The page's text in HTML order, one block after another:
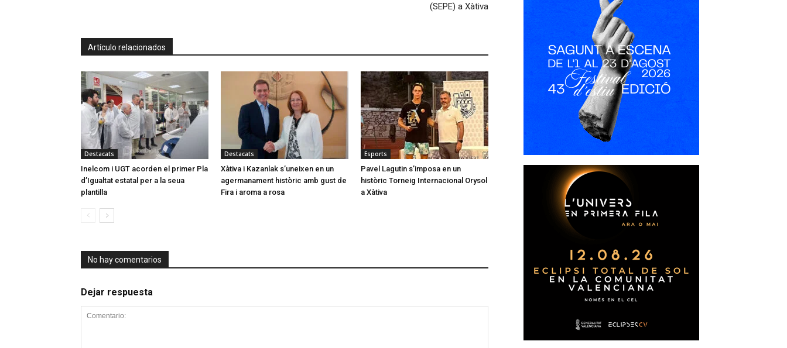
(SEPE) a Xàtiva
Artículo relacionados
Destacats
Inelcom i UGT acorden el primer Pla
d’Igualtat estatal per a la seua
plantilla
Destacats
Xàtiva i Kazanlak s’uneixen en un
agermanament històric amb gust de
Fira i aroma a rosa
Esports
Pavel Lagutin s’imposa en un
històric Torneig Internacional Orysol
a Xàtiva
No hay comentarios
Dejar respuesta